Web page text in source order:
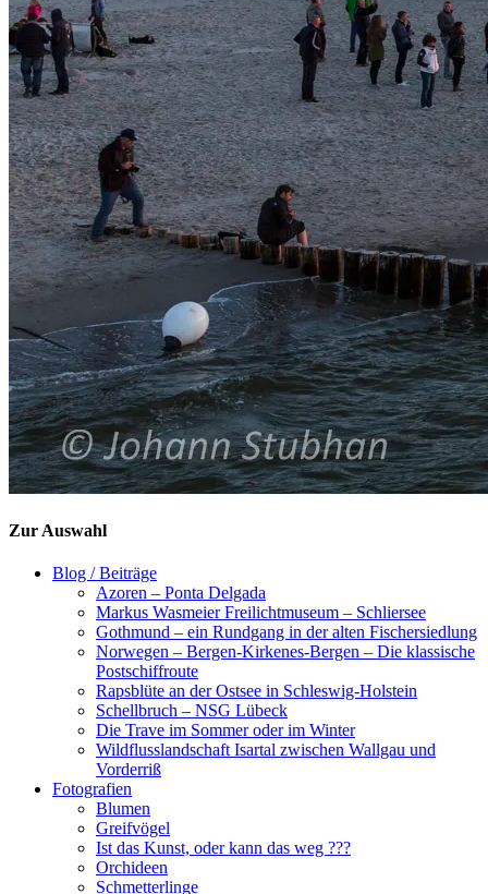
Zur Auswahl
Blog / Beiträge
Azoren – Ponta Delgada
Markus Wasmeier Freilichtmuseum – Schliersee
Gothmund – ein Rundgang in der alten Fischersiedlung
Norwegen – Bergen-Kirkenes-Bergen – Die klassische
Postschiffroute
Rapsblüte an der Ostsee in Schleswig-Holstein
Schellbruch – NSG Lübeck
Die Trave im Sommer oder im Winter
Wildflusslandschaft Isartal zwischen Wallgau und
Vorderriß
Fotografien
Blumen
Greifvögel
Ist das Kunst, oder kann das weg ???
Orchideen
Schmetterlinge